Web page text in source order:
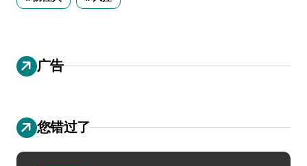
广告
您错过了